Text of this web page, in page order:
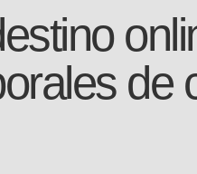
de